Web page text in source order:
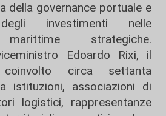
della governance portuale e
investimenti nelle
strategiche.
Edoardo Rixi, il
circa settanta
istituzioni, associazioni di
logistici, rappresentanze